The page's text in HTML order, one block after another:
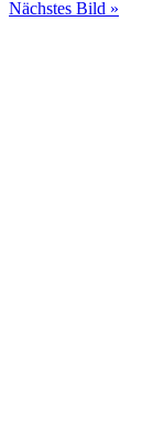
Nächstes Bild »